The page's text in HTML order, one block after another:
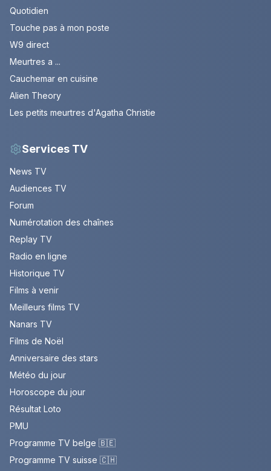
Quotidien
Touche pas à mon poste
W9 direct
Meurtres a ...
Cauchemar en cuisine
Alien Theory
Les petits meurtres d'Agatha Christie
Services TV
News TV
Audiences TV
Forum
Numérotation des chaînes
Replay TV
Radio en ligne
Historique TV
Films à venir
Meilleurs films TV
Nanars TV
Films de Noël
Anniversaire des stars
Météo du jour
Horoscope du jour
Résultat Loto
PMU
Programme TV belge 🇧🇪
Programme TV suisse 🇨🇭